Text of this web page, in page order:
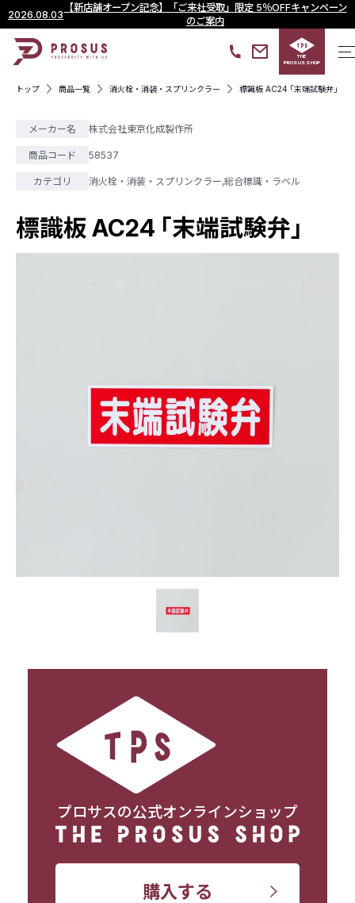
2026.08.03
【新店舗オープン記念】「ご来社受取」限定 5％OFFキャンペーン
のご案内
THE
PROSUS SHOP
トップ 商品一覧 消火栓・消装・スプリンクラー 標識板 AC24 ｢末端試験弁｣
メーカー名 株式会社東京化成製作所
商品コード 58537
カテゴリ 消火栓・消装・スプリンクラー,総合標識・ラベル
標識板 AC24 ｢末端試験弁｣
プロサスの公式オンラインショップ
購入する